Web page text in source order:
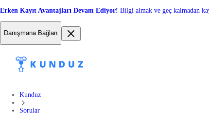
Erken Kayıt Avantajları Devam Ediyor! Bilgi almak ve geç kalmadan
Danışmana Bağlan
Kunduz
Sorular